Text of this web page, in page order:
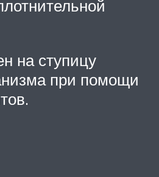
на ступицу
при помощи